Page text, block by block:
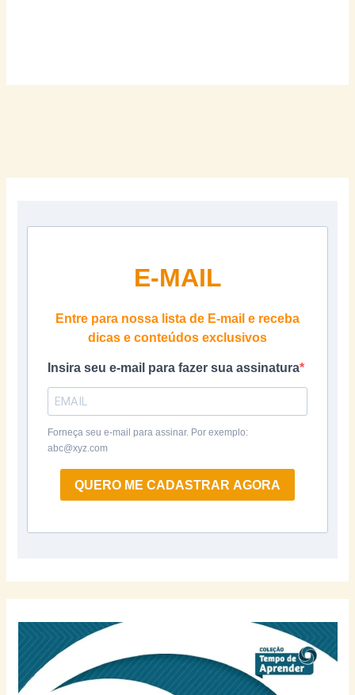
E-MAIL
Entre para nossa lista de E-mail e receba
dicas e conteúdos exclusivos
Insira seu e-mail para fazer sua assinatura
Forneça seu e-mail para assinar. Por exemplo:
abc@xyz.com
QUERO ME CADASTRAR AGORA